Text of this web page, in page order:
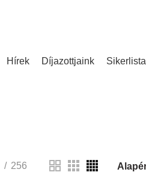
Hírek Díjazottjaink Sikerlista
256